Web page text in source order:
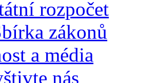
rozpočet
zákonů
a média
nás